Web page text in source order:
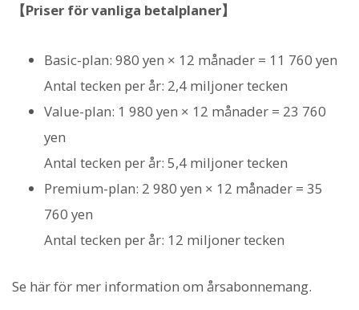
【Priser för vanliga betalplaner】
Basic-plan: 980 yen × 12 månader = 11 760 yen
Antal tecken per år: 2,4 miljoner tecken
Value-plan: 1 980 yen × 12 månader = 23 760
yen
Antal tecken per år: 5,4 miljoner tecken
Premium-plan: 2 980 yen × 12 månader = 35
760 yen
Antal tecken per år: 12 miljoner tecken
Se här för mer information om årsabonnemang.